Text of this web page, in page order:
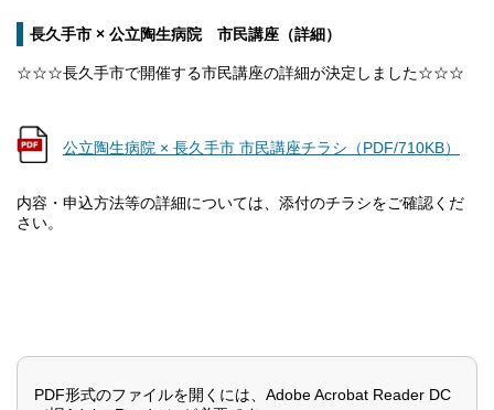
長久手市 × 公立陶生病院 市民講座（詳細）
☆☆☆長久手市で開催する市民講座の詳細が決定しました☆☆☆
公立陶生病院 × 長久手市 市民講座チラシ（PDF/710KB）
内容・申込方法等の詳細については、添付のチラシをご確認くだ
さい。
PDF形式のファイルを開くには、Adobe Acrobat Reader DC